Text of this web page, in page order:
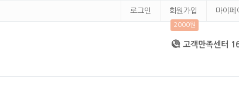
로그인 회원가입
2000원
마이페
고객만족센터